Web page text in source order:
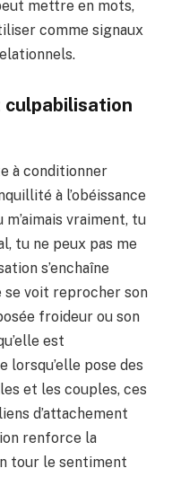
mettre en mots,
comme signaux
culpabilisation
à conditionner
à l’obéissance
vraiment, tu
tu ne peux pas me
s’enchaîne
se voit reprocher son
froideur ou son
est
lorsqu’elle pose des
et les couples, ces
d’attachement
renforce la
tour le sentiment